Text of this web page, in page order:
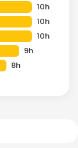
10h
10h
10h
9h
8h